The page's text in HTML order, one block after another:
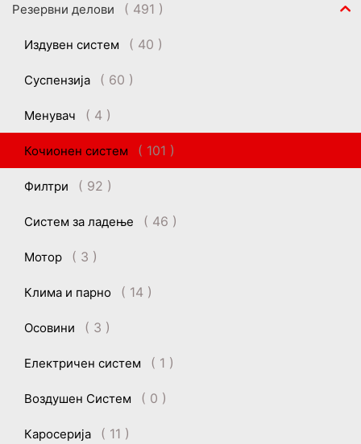
Резервни делови ( 491 )
Издувен систем ( 40 )
Суспензија ( 60 )
Менувач ( 4 )
Кочионен систем ( 101 )
Филтри ( 92 )
Систем за ладење ( 46 )
Мотор ( 3 )
Клима и парно ( 14 )
Осовини ( 3 )
Електричен систем ( 1 )
Воздушен Систем ( 0 )
Каросерија ( 11 )